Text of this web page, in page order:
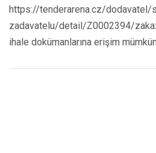
https://tenderarena.cz/dodavatel/
zadavatelu/detail/Z0002394/
ihale dokümanlarına erişim